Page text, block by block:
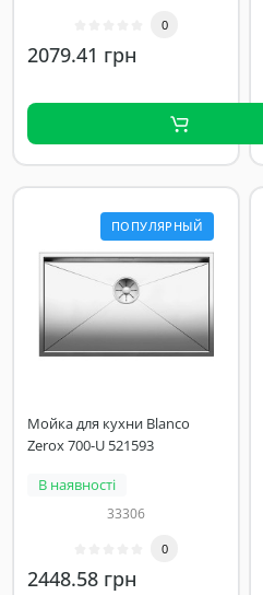
0
2079.41 грн
ПОПУЛЯРНЫЙ
Мойка для кухни Blanco
Zerox 700-U 521593
В наявності
33306
0
2448.58 грн